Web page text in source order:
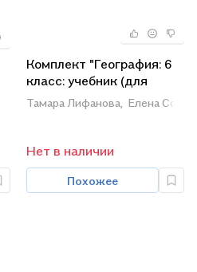
Комплект "География: 6
класс: учебник (для
обучающихся с
интеллектуальными
приложением" (комплект
из 2 книг)
Тамара Лифанова, Елена
Нет в наличии
Похожее